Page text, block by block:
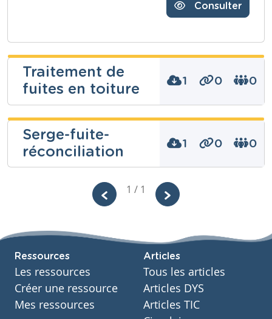
Consulter
Traitement de
fuites en toiture
1 0 0
Serge de
SUTTER
Niveau
Tags
Serge-fuite-
réconciliation
1 0 0
Cours
Année
Primaire – Sixième année
Tags
fuite, réconciliation
1 / 1
Ressources
Les ressources
Créer une ressource
Mes ressources
Articles
Tous les articles
Articles DYS
Articles TIC